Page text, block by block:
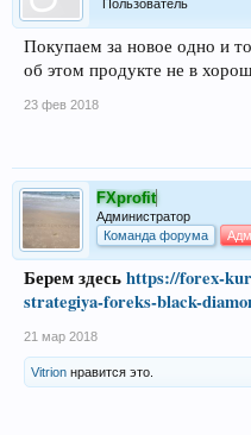
Пользователь
Покупаем за новое одно и
об этом продукте не в
23 фев 2018
FXprofit
Администратор
Команда форума
Берем здесьhttps://forex-
strategiya-foreks-black-
21 мар 2018
Vitrion нравится это.